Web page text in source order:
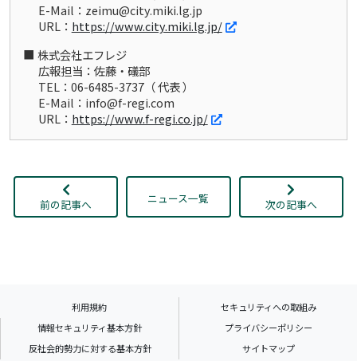
E-Mail：zeimu@city.miki.lg.jp
URL： https://www.city.miki.lg.jp/
株式会社エフレジ
広報担当：佐藤・礒部
TEL：06-6485-3737（ 代表 ）
E-Mail：info@f-regi.com
URL： https://www.f-regi.co.jp/
前の記事へ ニュース一覧 次の記事へ
利用規約
セキュリティへの取組み
情報セキュリティ基本方針
プライバシーポリシー
反社会的勢力に対する基本方針
サイトマップ